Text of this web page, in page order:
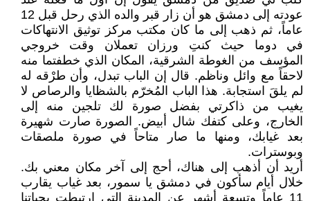
عودته إلى دمشق هو أن زار قبر والده الذي رحل قبل 12
عاماً، ثم ذهب إلى ما كان مكتب مركز توثيق الانتهاكات
في دوما حيث كنتِ ورزان تعملان وقت خروجي
المؤسف من الغوطة الشرقية، المكان الذي خطفتما منه
لاحقاً مع وائل وناظم. قال إن الباب تبدل، وأن طرْقه له
لم يلقَ استجابة. هذا الباب المُخرّم بالشظايا والرصاص لا
يغيب من ذاكرتي بفضل صورة لك تلجين منه إلى
الخارج، وعلى كتفك شال أبيض. الصورة صارت شهيرة
بعد غيابك، ومنها ما صار متاحاً في صورة ملصقات
وبوسترات.
أريد أن أذهب إلى هناك، أحج إلى آخر مكان معني بك.
خلال أيام سأكون في دمشق يا سمور، بعد غياب يقارب
11 عاماً وتسعة أشهر عن المدينة التي ارتبطت بحياتنا